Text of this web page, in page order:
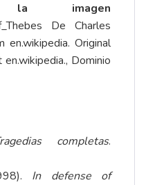
imagen
De Charles
en.wikipedia. Original
Dominio
completas.
In defense of